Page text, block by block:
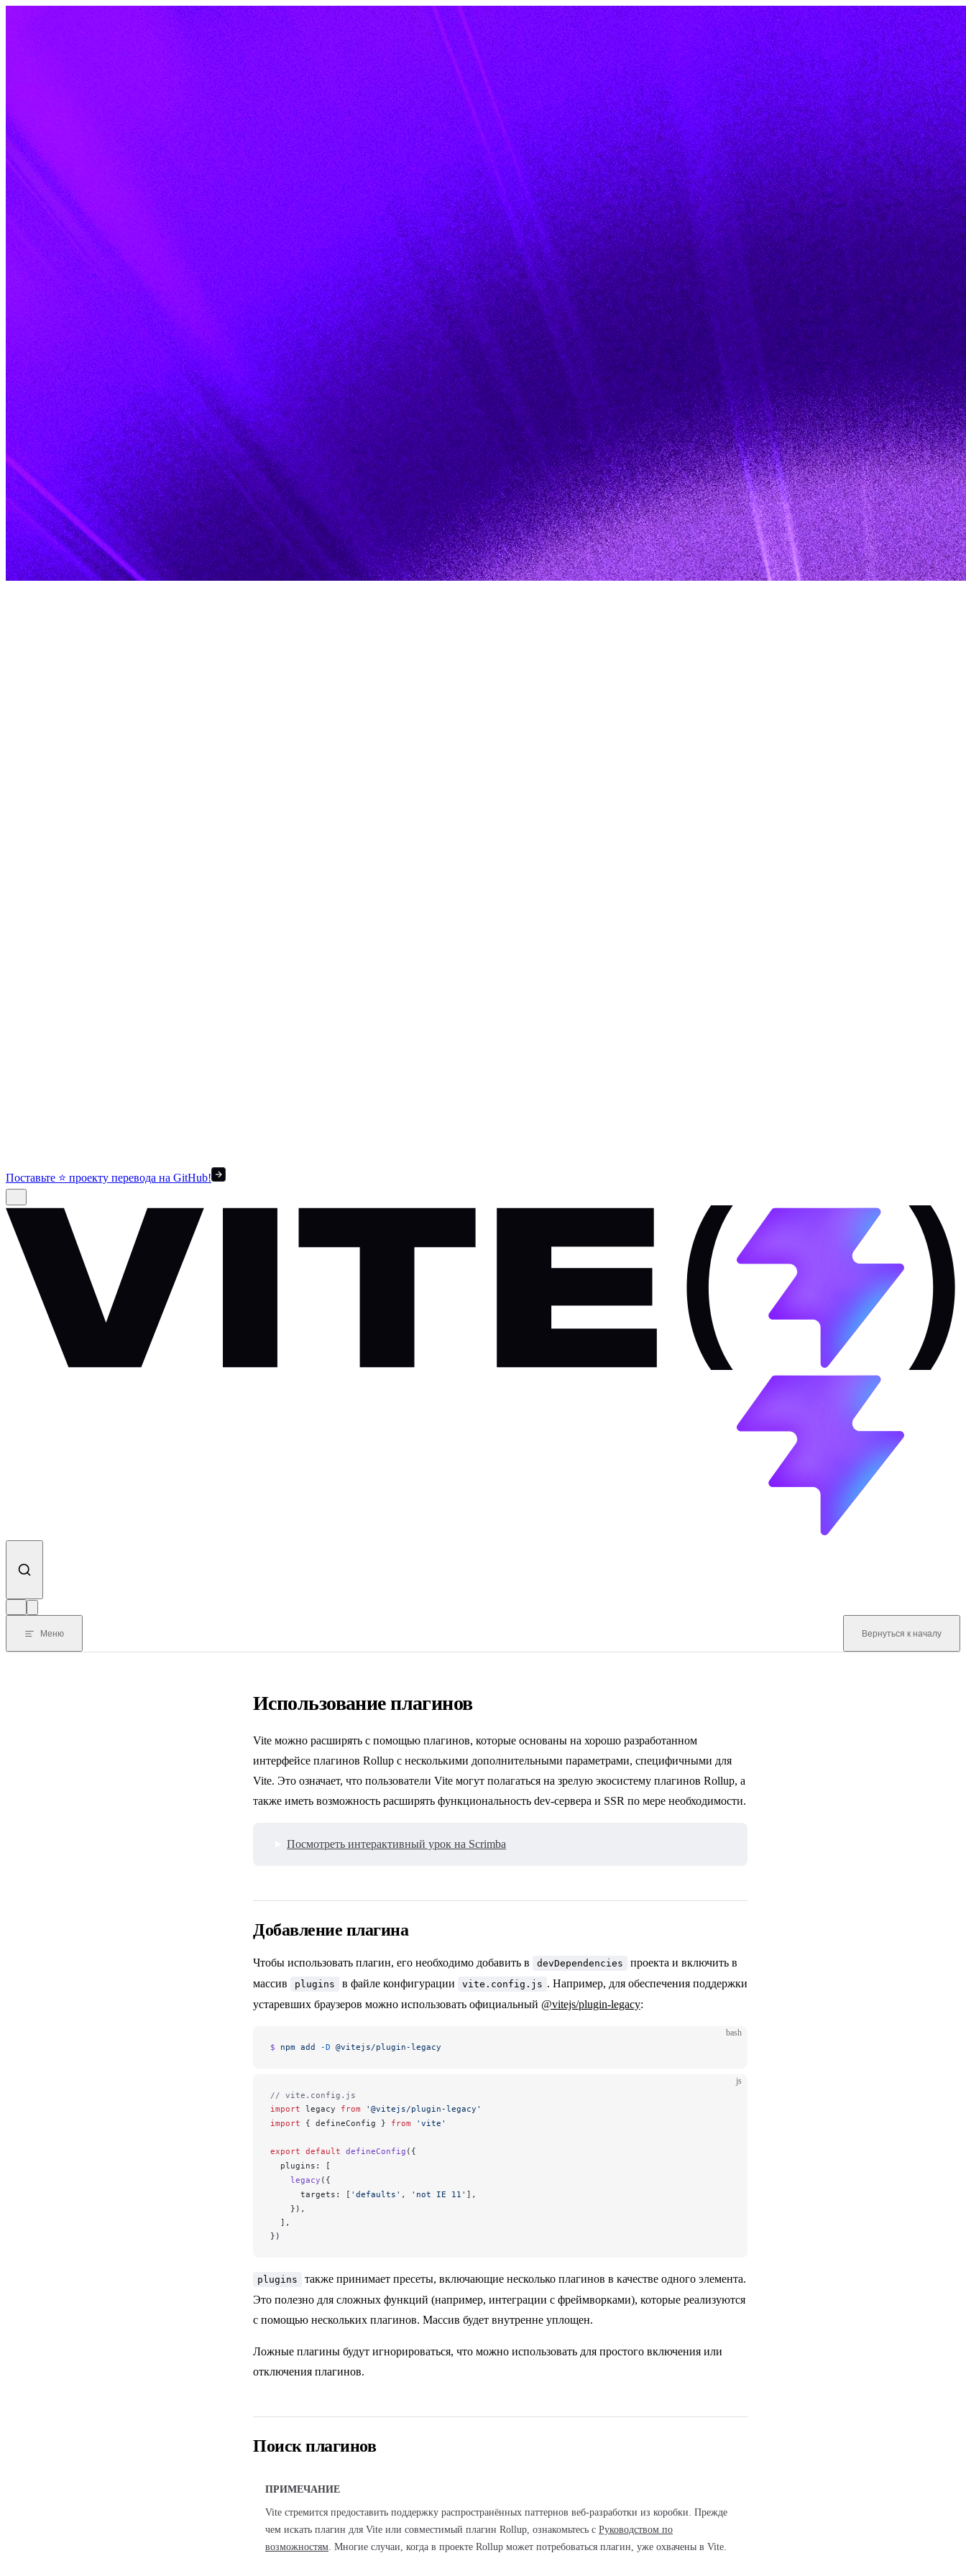
Поставьте ⭐ проекту перевода на GitHub!
Меню Вернуться к началу
Использование плагинов
Vite можно расширять с помощью плагинов, которые основаны на хорошо разработанном
интерфейсе плагинов Rollup с несколькими дополнительными параметрами, специфичными для
Vite. Это означает, что пользователи Vite могут полагаться на зрелую экосистему плагинов Rollup, а
также иметь возможность расширять функциональность dev-сервера и SSR по мере необходимости.
Посмотреть интерактивный урок на Scrimba
Добавление плагина
Чтобы использовать плагин, его необходимо добавить в devDependencies
проекта и включить в
массив
plugins в файле конфигурации vite.config.js . Например, для обеспечения поддержки
устаревших браузеров можно использовать официальный @vitejs/plugin-legacy:
bash
$ npm add -D @vitejs/plugin-legacy
js
// vite.config.js
import legacy from '@vitejs/plugin-legacy'
import { defineConfig } from 'vite'
export default defineConfig ({
plugins : [
legacy ({
targets : [ 'defaults' , 'not IE 11' ],
    }),
  ],
})
plugins
также принимает пресеты, включающие несколько плагинов в качестве одного элемента.
Это полезно для сложных функций (например, интеграции с фреймворками), которые реализуются
с помощью нескольких плагинов. Массив будет внутренне уплощен.
Ложные плагины будут игнорироваться, что можно использовать для простого включения или
отключения плагинов.
Поиск плагинов
ПРИМЕЧАНИЕ
Vite стремится предоставить поддержку распространённых паттернов веб-разработки из коробки. Прежде
чем искать плагин для Vite или совместимый плагин Rollup, ознакомьтесь с Руководством по
возможностям. Многие случаи, когда в проекте Rollup может потребоваться плагин, уже охвачены в Vite.